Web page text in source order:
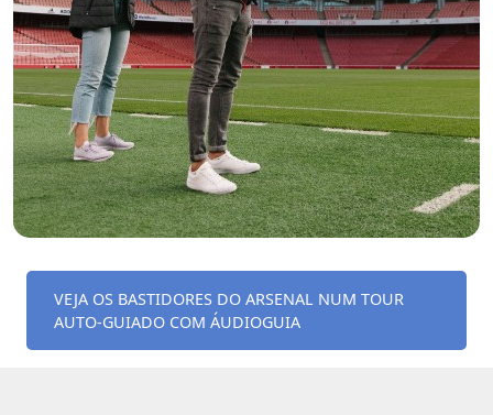
VEJA OS BASTIDORES DO ARSENAL NUM TOUR
AUTO-GUIADO COM ÁUDIOGUIA